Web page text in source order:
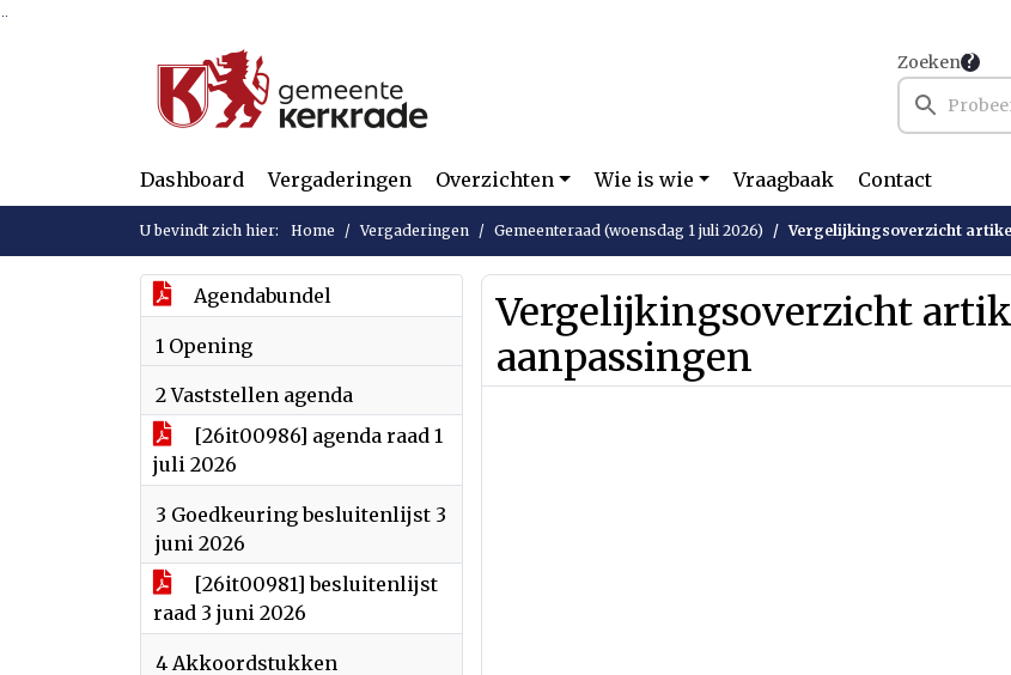
Zoeken
Dashboard Vergaderingen Overzichten Wie is wie Vraagbaak Contact
U bevindt zich hier: Home Vergaderingen Gemeenteraad (woensdag 1 juli 2026) Vergelijkingsoverzicht
Agendabundel
1 Opening
2 Vaststellen agenda
[26it00986] agenda raad 1
juli 2026
3 Goedkeuring besluitenlijst 3
juni 2026
[26it00981] besluitenlijst
raad 3 juni 2026
4 Akkoordstukken
Vergelijkingsoverzicht
aanpassingen